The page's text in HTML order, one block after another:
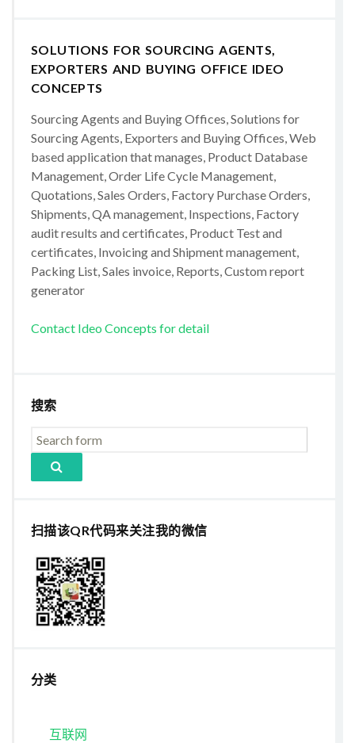
SOLUTIONS FOR SOURCING AGENTS,
EXPORTERS AND BUYING OFFICE IDEO
CONCEPTS
Sourcing Agents and Buying Offices, Solutions for
Sourcing Agents, Exporters and Buying Offices, Web
based application that manages, Product Database
Management, Order Life Cycle Management,
Quotations, Sales Orders, Factory Purchase Orders,
Shipments, QA management, Inspections, Factory
audit results and certificates, Product Test and
certificates, Invoicing and Shipment management,
Packing List, Sales invoice, Reports, Custom report
generator
Contact Ideo Concepts for detail
搜索
扫描该QR代码来关注我的微信
分类
互联网